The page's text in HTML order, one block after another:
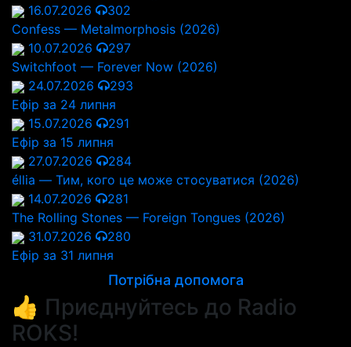
16.07.2026
302
Confess — Metalmorphosis (2026)
10.07.2026
297
Switchfoot — Forever Now (2026)
24.07.2026
293
Ефір за 24 липня
15.07.2026
291
Ефір за 15 липня
27.07.2026
284
éllia — Тим, кого це може стосуватися (2026)
14.07.2026
281
The Rolling Stones — Foreign Tongues (2026)
31.07.2026
280
Ефір за 31 липня
Потрібна допомога
👍 Приєднуйтесь до Radio
ROKS!